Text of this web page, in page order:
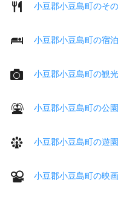
小豆郡小豆島町のそ
小豆郡小豆島町の宿
小豆郡小豆島町の観
小豆郡小豆島町の公園
小豆郡小豆島町の遊
小豆郡小豆島町の映